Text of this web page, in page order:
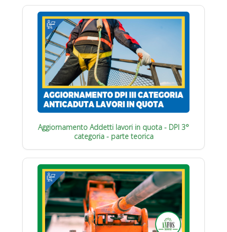
Aggiornamento Addetti lavori in quota - DPI 3°
categoria - parte teorica